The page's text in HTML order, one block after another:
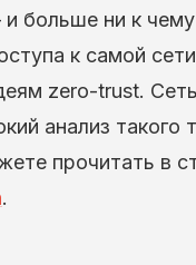
больше ни к
к самой
zero-trust.
анализ такого
прочитать в
.